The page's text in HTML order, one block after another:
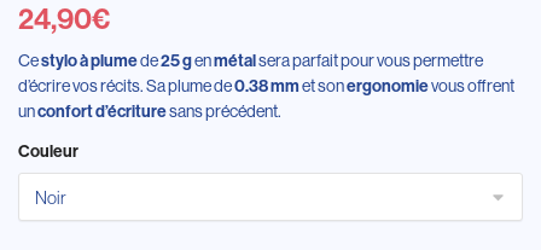
24,90€
Cestyloà plumede25 genmétalsera parfait pour vous permettre
d’écrire vos récits. Sa plume de0.38 mmet sonergonomievous offrent
unconfortd’écrituresans précédent.
Couleur